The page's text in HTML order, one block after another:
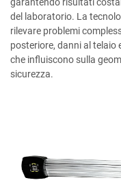
del laboratorio. La
rilevare problemi
posteriore, danni al telaio
che influiscono sulla
sicurezza.